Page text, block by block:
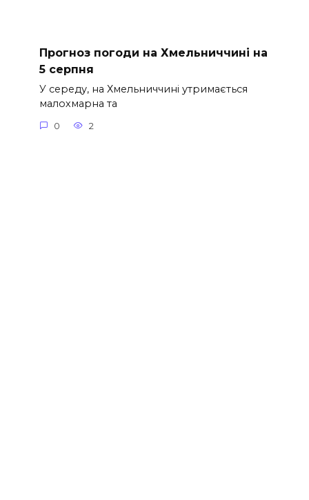
Прогноз погоди на Хмельниччині на
5 серпня
У середу, на Хмельниччині утримається
малохмарна та
0 2